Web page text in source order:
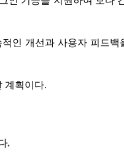
인 개선과 사용자 피드백
계획이다.
.